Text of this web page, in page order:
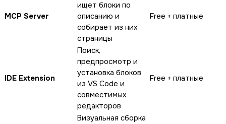
MCP Server
ищет блоки по
описанию и
собирает из них
страницы
Free + платные
IDE Extension
Поиск,
предпросмотр и
установка блоков
из VS Code и
совместимых
редакторов
Free + платные
Визуальная сборка